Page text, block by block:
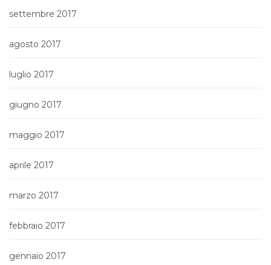
settembre 2017
agosto 2017
luglio 2017
giugno 2017
maggio 2017
aprile 2017
marzo 2017
febbraio 2017
gennaio 2017